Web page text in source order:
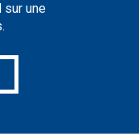
sur une